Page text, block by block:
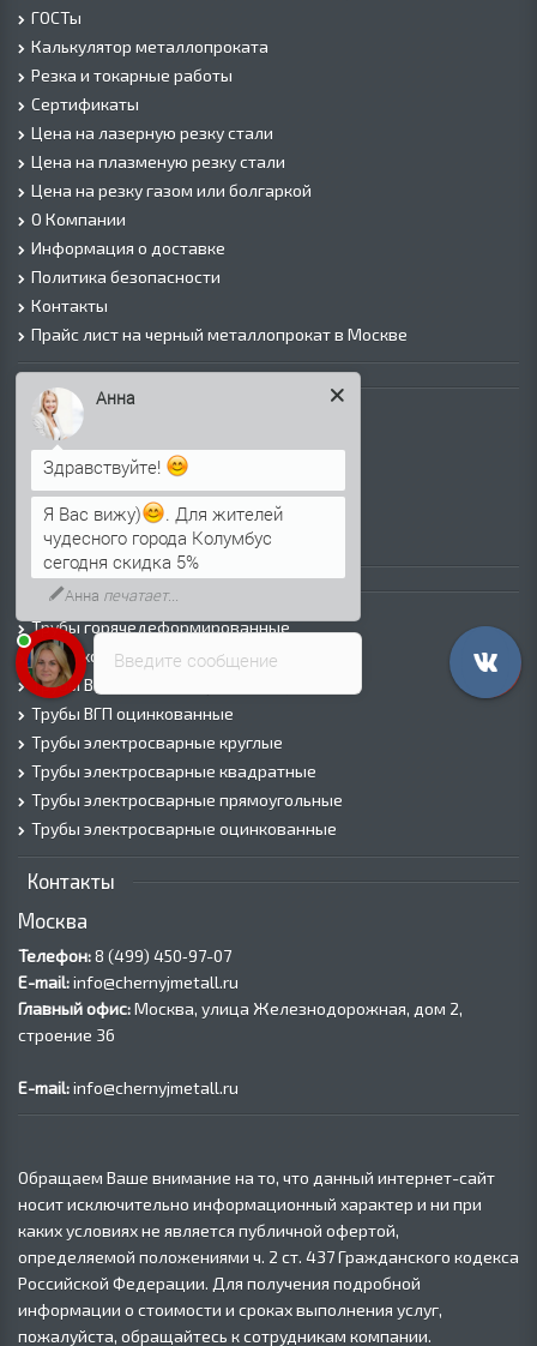
ГОСТы
Калькулятор металлопроката
Резка и токарные работы
Сертификаты
Цена на лазерную резку стали
Цена на плазменую резку стали
Цена на резку газом или болгаркой
О Компании
Информация о доставке
Политика безопасности
Контакты
Прайс лист на черный металлопрокат в Москве
Листовой прокат
Лист г/к
Лист х/к
Просечно-вытяжной лист (ПВЛ)
Лист рифленый
Лист оцинкованный
Трубы
Трубы горячедеформированные
Труба холоднодеформированная
Трубы ВГП (Водогазопроводные)
Трубы ВГП оцинкованные
Трубы электросварные круглые
Трубы электросварные квадратные
Трубы электросварные прямоугольные
Трубы электросварные оцинкованные
Контакты
Москва
Телефон:8 (499) 450‑97-07
E-mail:info@chernyjmetall.ru
Главный офис:Москва, улица Железнодорожная, дом 2,
строение 36
E-mail:info@chernyjmetall.ru
Обращаем Ваше внимание на то, что данный интернет-сайт
носит исключительно информационный характер и ни при
каких условиях не является публичной офертой,
определяемой положениями ч. 2 ст. 437 Гражданского кодекса
Российской Федерации. Для получения подробной
информации о стоимости и сроках выполнения услуг,
пожалуйста, обращайтесь к сотрудникам компании.
Введите сообщение
Анна
Здравствуйте!
Я Вас вижу)
. Для жителей
чудесного города Колумбус
сегодня скидка 5%
Анна печатает...